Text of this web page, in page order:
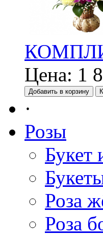
Цена: 1
Добавить в корзину
·
Розы
Букет
Роза
Роза